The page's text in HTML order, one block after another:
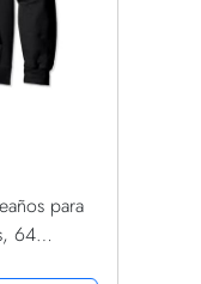
para
64